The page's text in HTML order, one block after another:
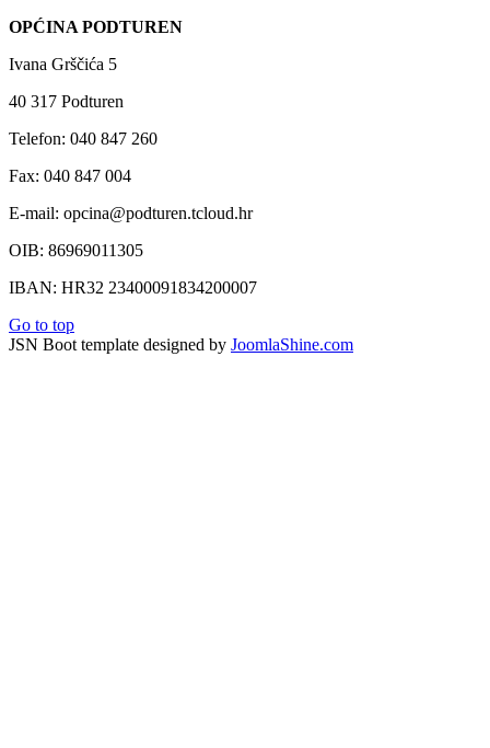
OPĆINA PODTUREN
Ivana Grščića 5
40 317 Podturen
Telefon: 040 847 260
Fax: 040 847 004
E-mail: opcina@podturen.tcloud.hr
OIB: 86969011305
IBAN: HR32 23400091834200007
Go to top
JSN Boot template designed by JoomlaShine.com